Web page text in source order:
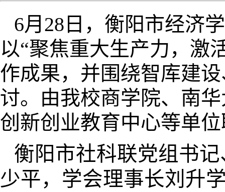
6月28日，衡阳市经济
以“聚焦重大生产力，激
作成果，并围绕智库建
讨。由我校商学院、南
创新创业教育中心等单
衡阳市社科联党组书
少平，学会理事长刘升